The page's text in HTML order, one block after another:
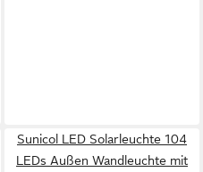
Sunicol LED Solarleuchte 104
LEDs Außen Wandleuchte mit